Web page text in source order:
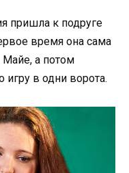
пришла к подруге
время она сама
Майе, а потом
игру в одни ворота.